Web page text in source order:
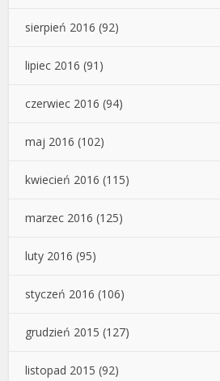
sierpień 2016 (92)
lipiec 2016 (91)
czerwiec 2016 (94)
maj 2016 (102)
kwiecień 2016 (115)
marzec 2016 (125)
luty 2016 (95)
styczeń 2016 (106)
grudzień 2015 (127)
listopad 2015 (92)